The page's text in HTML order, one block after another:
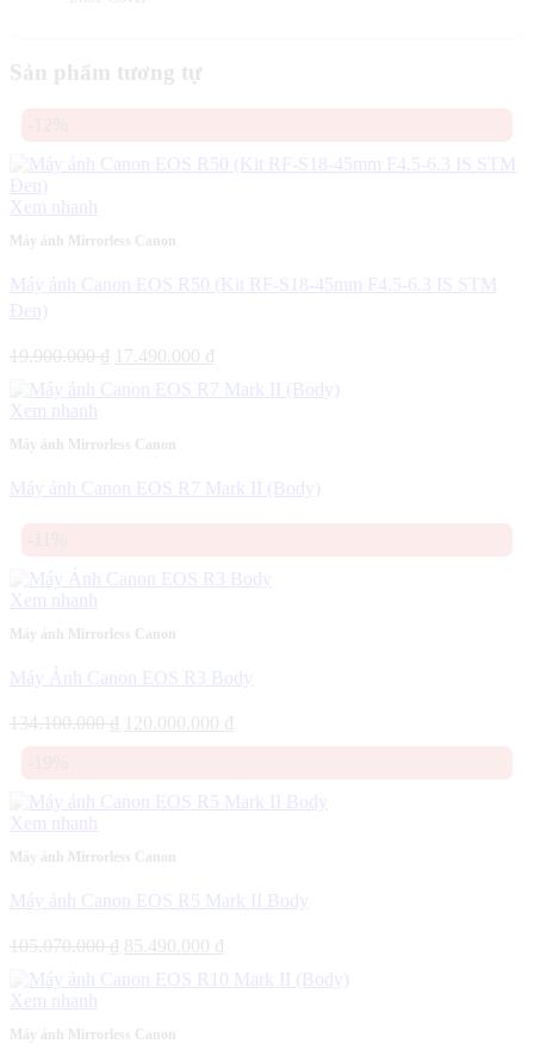
Sản phẩm tương tự
Xem nhanh
Máy ảnh Mirrorless Canon
Máy ảnh Canon EOS R50 (Kit RF-S18-45mm F4.5-6.3 IS STM
Đen)
19.900.000₫
Giá
là:
17.490.000 ₫
tại
Xem nhanh
Máy ảnh Mirrorless Canon
Máy ảnh Canon EOS R7 Mark II (Body)
Xem nhanh
Máy ảnh Mirrorless Canon
Máy Ảnh Canon EOS R3 Body
134.100.000₫
Giá
120.000.000 ₫
120.000.000 ₫.
Xem nhanh
Máy ảnh Mirrorless Canon
Máy ảnh Canon EOS R5 Mark II Body
105.070.000₫ Giá
là:
85.490.000 ₫
tại
Xem nhanh
Máy ảnh Mirrorless Canon